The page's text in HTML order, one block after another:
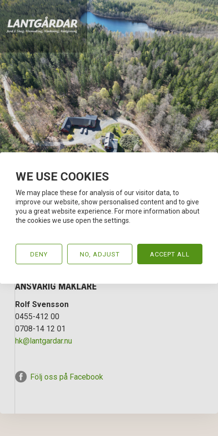
SVARVAREMÅLAVÄGEN 241-0
Skogsskifte i Svarvaremåla i norra Karlshamns kommun
ekonomibyggnader och fd brygghus.
ANSVARIG MÄKLARE
Rolf Svensson
0455-412 00
0708-14 12 01
hk@lantgardar.nu
Följ oss på Facebook
WE USE COOKIES
We may place these for analysis of our visitor data, to
improve our website, show personalised content and to give
you a great website experience. For more information about
the cookies we use open the settings.
DENY NO, ADJUST ACCEPT ALL